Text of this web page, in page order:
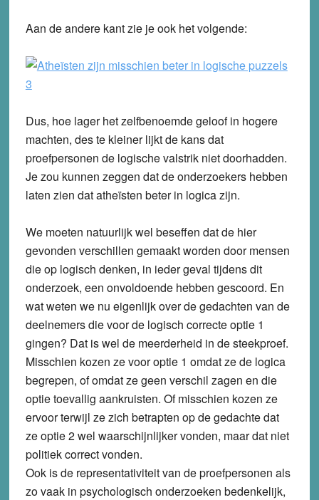
Aan de andere kant zie je ook het volgende:
Dus, hoe lager het zelfbenoemde geloof in hogere
machten, des te kleiner lijkt de kans dat
proefpersonen de logische valstrik niet doorhadden.
Je zou kunnen zeggen dat de onderzoekers hebben
laten zien dat atheïsten beter in logica zijn.
We moeten natuurlijk wel beseffen dat de hier
gevonden verschillen gemaakt worden door mensen
die op logisch denken, in ieder geval tijdens dit
onderzoek, een onvoldoende hebben gescoord. En
wat weten we nu eigenlijk over de gedachten van de
deelnemers die voor de logisch correcte optie 1
gingen? Dat is wel de meerderheid in de steekproef.
Misschien kozen ze voor optie 1 omdat ze de logica
begrepen, of omdat ze geen verschil zagen en die
optie toevallig aankruisten. Of misschien kozen ze
ervoor terwijl ze zich betrapten op de gedachte dat
ze optie 2 wel waarschijnlijker vonden, maar dat niet
politiek correct vonden.
Ook is de representativiteit van de proefpersonen als
zo vaak in psychologisch onderzoeken bedenkelijk,